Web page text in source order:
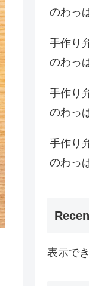
のわっ
手作り
のわっ
手作り
のわっ
手作り
のわっ
表示で